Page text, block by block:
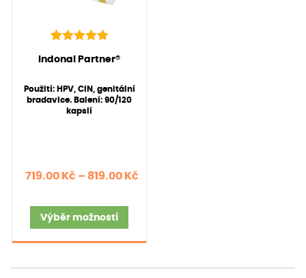
5.00
základě
hodnocení
zákazníků
(Hodnocení:40)
Indonal Partner®
Použití: HPV, CIN, genitální
bradavice. Balení: 90/120
kapslí
719.00 Kč – 819.00 Kč
819.00 Kč
Výběr možností
má